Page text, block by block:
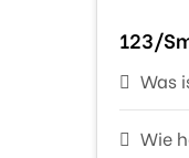
123/
Was
Wie